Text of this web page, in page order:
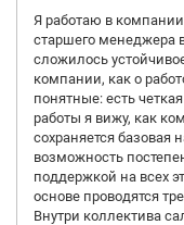
Я работаю в
старшего менеджера
сложилось
компании, как о
понятные: есть
работы я вижу, как
сохраняется
возможность
поддержкой на всех
основе проводятся
Внутри коллектива